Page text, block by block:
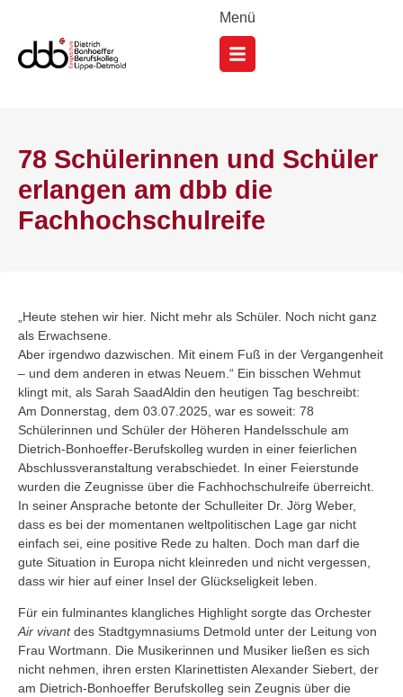
Menü
78 Schülerinnen und Schüler
erlangen am dbb die
Fachhochschulreife
„Heute stehen wir hier. Nicht mehr als Schüler. Noch nicht ganz
als Erwachsene.
Aber irgendwo dazwischen. Mit einem Fuß in der Vergangenheit
– und dem anderen in etwas Neuem.“ Ein bisschen Wehmut
klingt mit, als Sarah SaadAldin den heutigen Tag beschreibt:
Am Donnerstag, dem 03.07.2025, war es soweit: 78
Schülerinnen und Schüler der Höheren Handelsschule am
Dietrich-Bonhoeffer-Berufskolleg wurden in einer feierlichen
Abschlussveranstaltung verabschiedet. In einer Feierstunde
wurden die Zeugnisse über die Fachhochschulreife überreicht.
In seiner Ansprache betonte der Schulleiter Dr. Jörg Weber,
dass es bei der momentanen weltpolitischen Lage gar nicht
einfach sei, eine positive Rede zu halten. Doch man darf die
gute Situation in Europa nicht kleinreden und nicht vergessen,
dass wir hier auf einer Insel der Glückseligkeit leben.
Für ein fulminantes klangliches Highlight sorgte das Orchester
Air vivantdes Stadtgymnasiums Detmold unter der Leitung von
Frau Wortmann. Die Musikerinnen und Musiker ließen es sich
nicht nehmen, ihren ersten Klarinettisten Alexander Siebert, der
am Dietrich-Bonhoeffer Berufskolleg sein Zeugnis über die